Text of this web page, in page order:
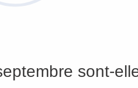
sont-